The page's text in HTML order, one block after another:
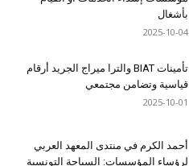
بأشغال
2025-10-04
تأمينات BIAT والترا ميراج الجريد أرقام
قياسية وتضامن مجتمعي
2025-10-01
أحمد الكرم في منتدى المعهد العربي
لرؤساء المؤسسات: السياحة التونسية